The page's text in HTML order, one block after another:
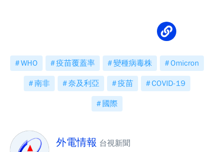
WHO 疫苗覆蓋率 變種病毒株 Omicron
南非 奈及利亞 疫苗 COVID-19
國際
外電情報 台視新聞